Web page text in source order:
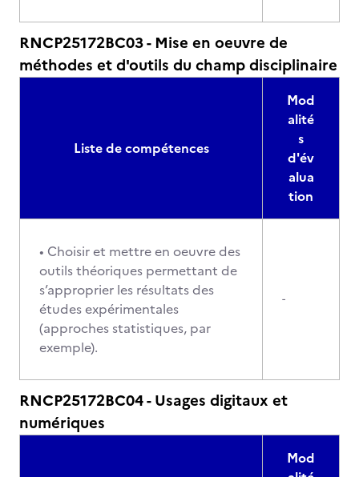
RNCP25172BC03 - Mise en oeuvre de
méthodes et d'outils du champ disciplinaire
Liste de compétences
Mod
alité
s
d'év
alua
tion
• Choisir et mettre en oeuvre des
outils théoriques permettant de
s’approprier les résultats des
études expérimentales
(approches statistiques, par
exemple).
-
RNCP25172BC04 - Usages digitaux et
numériques
Mod